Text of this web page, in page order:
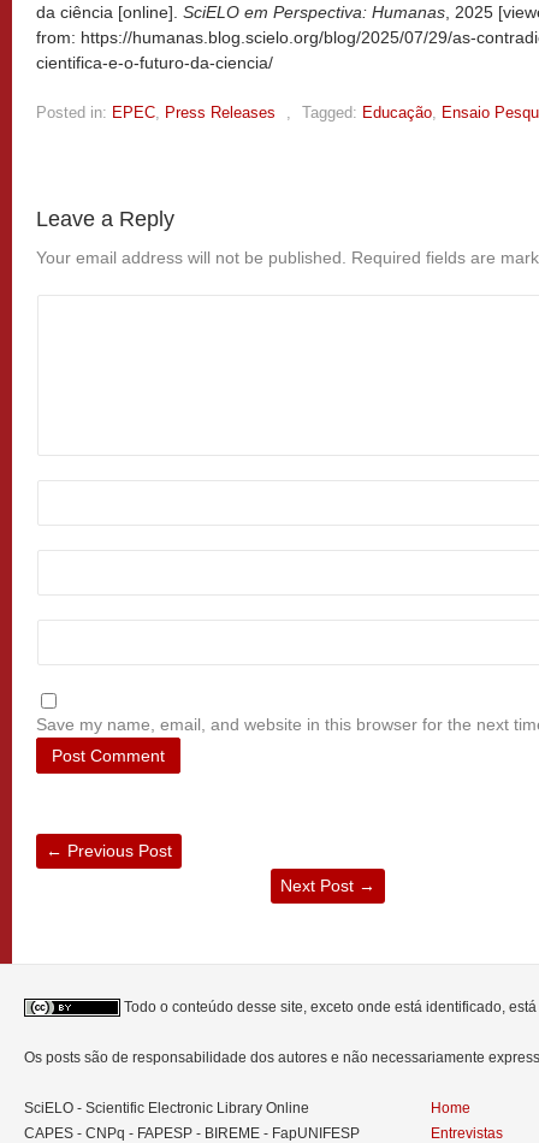
da ciência [online]. SciELO em Perspectiva: Humanas , 2025
from: https://humanas.blog.scielo.org/blog/2025/07/29/as-
cientifica-e-o-futuro-da-ciencia/
Posted in: EPEC Press Releases Tagged: Educação Ensaio
Leave a Reply
Your email address will not be published. Required fields are
Save my name, email, and website in this browser for the next
← Previous Post
Next Post →
Todo o conteúdo desse site, exceto onde está identificado,
Os posts são de responsabilidade dos autores e não necessariamente
SciELO - Scientific Electronic Library Online
CAPES - CNPq - FAPESP - BIREME - FapUNIFESP
Home
Entrevistas